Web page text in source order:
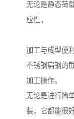
无论是静态荷
应性。
加工与成型便利
不锈钢扁钢的
加工操作。
无论是进行简
装，它都能很